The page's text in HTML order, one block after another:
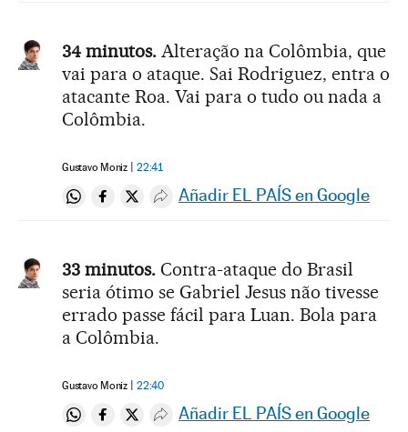
34 minutos. Alteração na Colômbia, que
vai para o ataque. Sai Rodriguez, entra o
atacante Roa. Vai para o tudo ou nada a
Colômbia.
Gustavo Moniz 22:41
Compartir en Whatsapp
Compartir en Facebook
Compartir en Twitter
Desplegar Redes Sociales
Añadir EL PAÍS en Google
33 minutos. Contra-ataque do Brasil
seria ótimo se Gabriel Jesus não tivesse
errado passe fácil para Luan. Bola para
a Colômbia.
Gustavo Moniz 22:40
Compartir en Whatsapp
Compartir en Facebook
Compartir en Twitter
Desplegar Redes Sociales
Añadir EL PAÍS en Google